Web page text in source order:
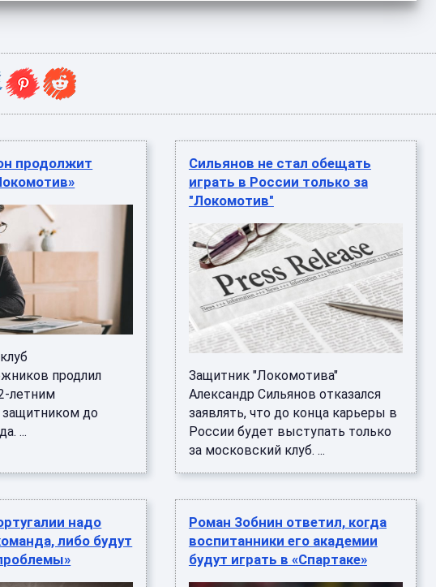
продолжит
продлил
летним
защитником до
...
Сильянов не стал обещать
играть в России только за
"Локомотив"
Защитник "Локомотива"
Александр Сильянов отказался
заявлять, что до конца карьеры в
России будет выступать только
за московский клуб. ...
надо
либо будут
Роман Зобнин ответил, когда
воспитанники его академии
будут играть в «Спартаке»